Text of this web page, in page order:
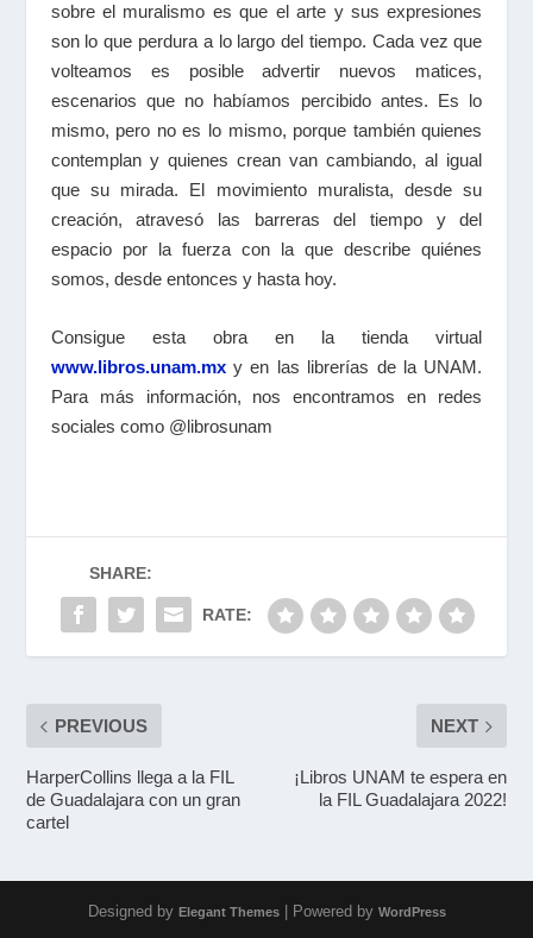
sobre el muralismo es que el arte y sus expresiones
son lo que perdura a lo largo del tiempo. Cada vez que
volteamos es posible advertir nuevos matices,
escenarios que no habíamos percibido antes. Es lo
mismo, pero no es lo mismo, porque también quienes
contemplan y quienes crean van cambiando, al igual
que su mirada. El movimiento muralista, desde su
creación, atravesó las barreras del tiempo y del
espacio por la fuerza con la que describe quiénes
somos, desde entonces y hasta hoy.
Consigue esta obra en la tienda virtual
www.libros.unam.mxy en las librerías de la UNAM.
Para más información, nos encontramos en redes
sociales como @librosunam
SHARE:
RATE:
PREVIOUS
HarperCollins llega a la FIL
de Guadalajara con un gran
cartel
NEXT
¡Libros UNAM te espera en
la FIL Guadalajara 2022!
Designed by Elegant Themes| Powered by WordPress